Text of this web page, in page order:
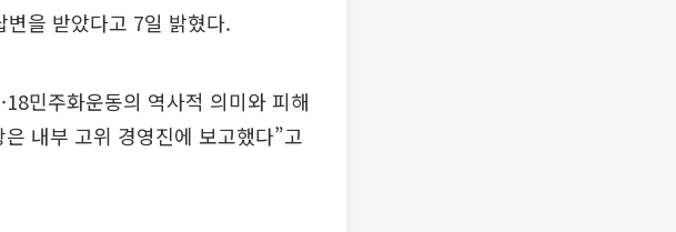
을 받았다고 7일 밝혔다.
민주화운동의 역사적 의미와 피해
내부 고위 경영진에 보고했다”고